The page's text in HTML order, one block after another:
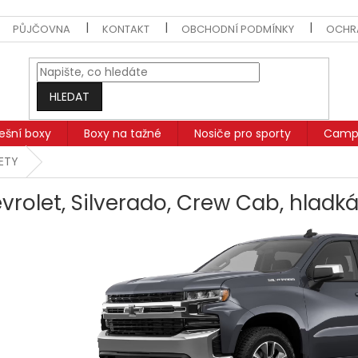
PŮJČOVNA KONTAKT OBCHODNÍ PODMÍNKY
HLEDAT
boxy Boxy na tažné Nosiče pro sporty
Silverado, Crew Cab,